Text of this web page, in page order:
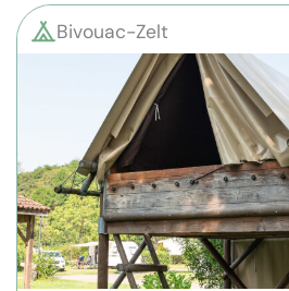
Bivouac-Zelt